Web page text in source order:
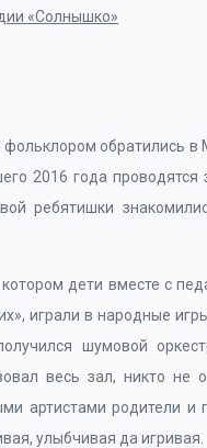
обратились
2016 года проводятся
ребятишки
дети вместе с
играли в народные
шумовой
весь зал, никто не
артистами родители и
улыбчивая да игривая.